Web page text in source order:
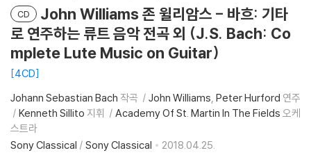
CD
John Williams 존 윌리암스 - 바흐: 기타
로 연주하는 류트 음악 전곡 외 (J.S. Bach: Co
mplete Lute Music on Guitar)
4CD
Johann Sebastian Bach 작곡 John Williams Peter Hurford 연주
Kenneth Sillito 지휘 Academy Of St. Martin In The Fields 오케
스트라
Sony Classical / Sony Classical
2018.04.25.